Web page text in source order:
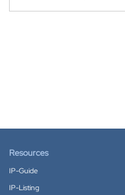
Resources
IP-Guide
IP-Listing